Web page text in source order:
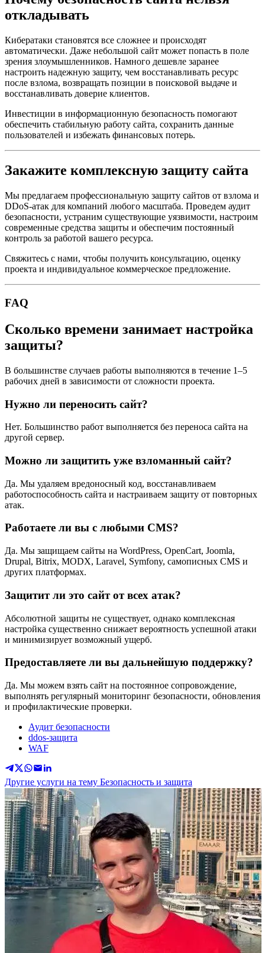
откладывать
Кибератаки становятся все сложнее и происходят
автоматически. Даже небольшой сайт может попасть в поле
зрения злоумышленников. Намного дешевле заранее
настроить надежную защиту, чем восстанавливать ресурс
после взлома, возвращать позиции в поисковой выдаче и
восстанавливать доверие клиентов.
Инвестиции в информационную безопасность помогают
обеспечить стабильную работу сайта, сохранить данные
пользователей и избежать финансовых потерь.
Закажите комплексную защиту сайта
Мы предлагаем профессиональную защиту сайтов от взлома и
DDoS-атак для компаний любого масштаба. Проведем аудит
безопасности, устраним существующие уязвимости, настроим
современные средства защиты и обеспечим постоянный
контроль за работой вашего ресурса.
Свяжитесь с нами, чтобы получить консультацию, оценку
проекта и индивидуальное коммерческое предложение.
FAQ
Сколько времени занимает настройка
защиты?
В большинстве случаев работы выполняются в течение 1–5
рабочих дней в зависимости от сложности проекта.
Нужно ли переносить сайт?
Нет. Большинство работ выполняется без переноса сайта на
другой сервер.
Можно ли защитить уже взломанный сайт?
Да. Мы удаляем вредоносный код, восстанавливаем
работоспособность сайта и настраиваем защиту от повторных
атак.
Работаете ли вы с любыми CMS?
Да. Мы защищаем сайты на WordPress, OpenCart, Joomla,
Drupal, Bitrix, MODX, Laravel, Symfony, самописных CMS и
других платформах.
Защитит ли это сайт от всех атак?
Абсолютной защиты не существует, однако комплексная
настройка существенно снижает вероятность успешной атаки
и минимизирует возможный ущерб.
Предоставляете ли вы дальнейшую поддержку?
Да. Мы можем взять сайт на постоянное сопровождение,
выполнять регулярный мониторинг безопасности, обновления
и профилактические проверки.
Аудит безопасности
ddos-защита
WAF
Другие услуги на тему Безопасность и защита